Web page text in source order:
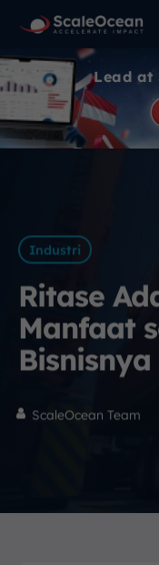
Lead at
Industri
Ritase
Manfaat
Bisnisnya
ScaleOcean Team